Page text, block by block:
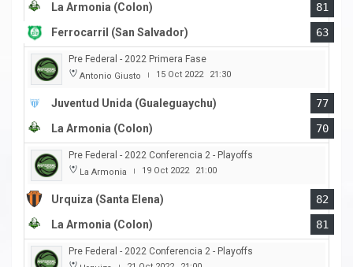
La Armonia (Colon)
81
Ferrocarril (San Salvador)
63
Pre Federal - 2022 Primera Fase
Antonio Giusto | 15 Oct 2022 21:30
Juventud Unida (Gualeguaychu)
77
La Armonia (Colon)
70
Pre Federal - 2022 Conferencia 2 - Playoffs
La Armonia | 19 Oct 2022 21:00
Urquiza (Santa Elena)
82
La Armonia (Colon)
81
Pre Federal - 2022 Conferencia 2 - Playoffs